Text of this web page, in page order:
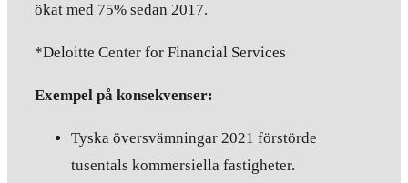
ökat med 75% sedan 2017.
*Deloitte Center for Financial Services
Exempel på konsekvenser:
Tyska översvämningar 2021 förstörde
tusentals kommersiella fastigheter.